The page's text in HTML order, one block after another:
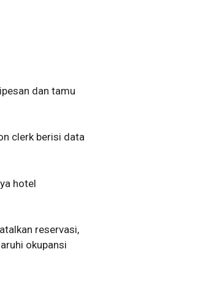
dan tamu
clerk berisi data
hotel
reservasi,
okupansi